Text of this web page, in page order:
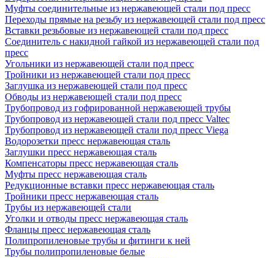
Муфты соединительные из нержавеющей стали под пресс
Переходы прямые на резьбу из нержавеющей стали под пресс
Вставки резьбовые из нержавеющей стали под пресс
Соединитель с накидной гайкой из нержавеющей стали под
пресс
Угольники из нержавеющей стали под пресс
Тройники из нержавеющей стали под пресс
Заглушка из нержавеющей стали под пресс
Обводы из нержавеющей стали под пресс
Трубопровод из гофрированной нержавеющей трубы
Трубопровод из нержавеющей стали под пресс Valtec
Трубопровод из нержавеющей стали под пресс Viega
Водорозетки пресс нержавеющая сталь
Заглушки пресс нержавеющая сталь
Компенсаторы пресс нержавеющая сталь
Муфты пресс нержавеющая сталь
Редукционные вставки пресс нержавеющая сталь
Тройники пресс нержавеющая сталь
Трубы из нержавеющей стали
Уголки и отводы пресс нержавеющая сталь
Фланцы пресс нержавеющая сталь
Полипропиленовые трубы и фитинги к ней
Трубы полипропиленовые белые